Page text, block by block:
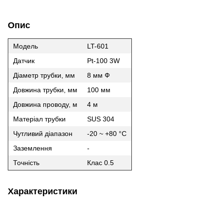
Опис
Модель
LT-601
Датчик
Pt-100 3W
Діаметр трубки, мм
8 мм Ф
Довжина трубки, мм
100 мм
Довжина проводу, м
4 м
Матеріал трубки
SUS 304
Чутливий діапазон
-20 ~ +80 °C
Заземлення
-
Точність
Клас 0.5
Характеристики